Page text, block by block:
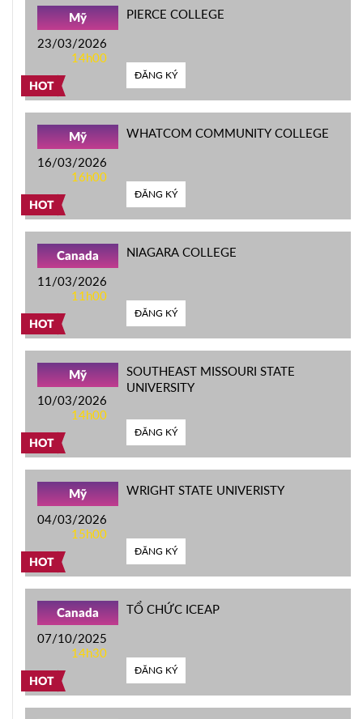
HOT
Mỹ
23/03/2026
14h00
PIERCE COLLEGE
ĐĂNG KÝ
HOT
Mỹ
16/03/2026
16h00
WHATCOM COMMUNITY COLLEGE
ĐĂNG KÝ
HOT
Canada
11/03/2026
11h00
NIAGARA COLLEGE
ĐĂNG KÝ
HOT
Mỹ
10/03/2026
14h00
SOUTHEAST MISSOURI STATE
UNIVERSITY
ĐĂNG KÝ
HOT
Mỹ
04/03/2026
15h00
WRIGHT STATE UNIVERISTY
ĐĂNG KÝ
HOT
Canada
07/10/2025
14h30
TỔ CHỨC ICEAP
ĐĂNG KÝ